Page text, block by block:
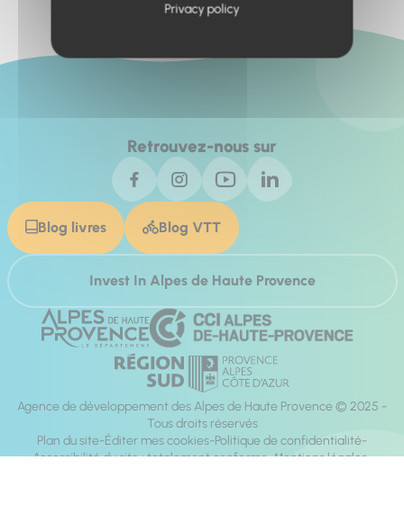
Retrouvez-nous sur
Blog livres Blog VTT
Invest In Alpes de Haute Provence
Agence de développement des Alpes de Haute Provence © 2025 -
Tous droits réservés
Plan du site Éditer mes cookies Politique de confidentialité
Accessibilité du site : totalement conforme Mentions légales
Privacy policy